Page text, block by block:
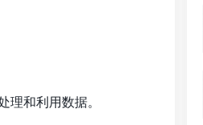
和利用数据。